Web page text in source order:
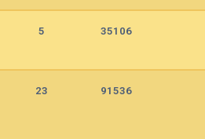
5 35106
23 91536